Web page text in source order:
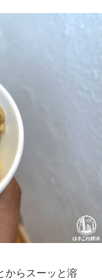
からスーッと溶